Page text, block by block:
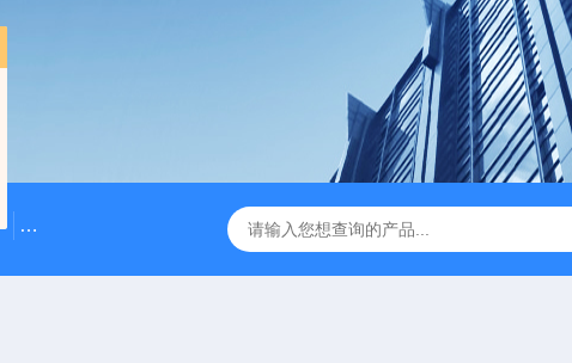
JC-FZ5大气负氧离子监测站 JC-ZS07多参数污水在线检测仪